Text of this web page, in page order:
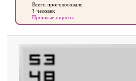
Всего проголосовало
1 человек
Прошлые опросы